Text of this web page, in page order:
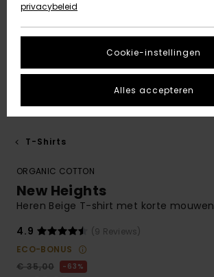
T-Shirts
ORGANIC COTTON
New Heights
Heren Beige T-shirt met korte mouwen
4.9
(9 Reviews)
ECO-BONUS
€ 35,00
63%
privacybeleid
Cookie-instellingen
Alles accepteren